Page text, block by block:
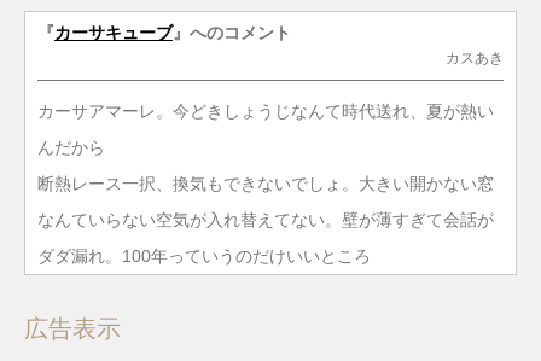
『カーサキューブ』へのコメント
カスあき
カーサアマーレ。今どきしょうじなんて時代送れ、夏が熱い
んだから
断熱レース一択、換気もできないでしょ。大きい開かない窓
なんていらない空気が入れ替えてない。壁が薄すぎて会話が
ダダ漏れ。100年っていうのだけいいところ
広告表示